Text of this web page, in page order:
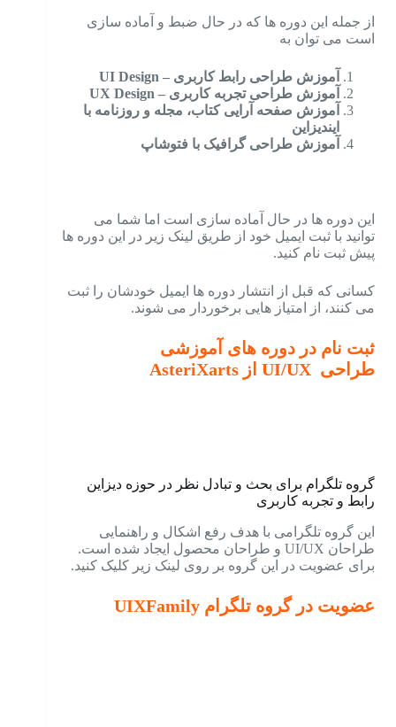
از جمله این دوره ها که در حال ضبط و آماده سازی
است می توان به
آموزش طراحی رابط کاربری – UI Design
آموزش طراحی تجربه کاربری – UX Design
آموزش صفحه آرایی کتاب، مجله و روزنامه با
ایندیزاین
آموزش طراحی گرافیک با فتوشاپ
این دوره ها در حال آماده سازی است اما شما می
توانید با ثبت ایمیل خود از طریق لینک زیر در این دوره ها
پیش ثبت نام کنید.
کسانی که قبل از انتشار دوره ها ایمیل خودشان را ثبت
می کنند، از امتیاز هایی برخوردار می شوند.
ثبت نام در دوره های آموزشی
طراحی UI/UX از AsteriXarts
گروه تلگرام برای بحث و تبادل نظر در حوزه دیزاین
رابط و تجربه کاربری
این گروه تلگرامی با هدف رفع اشکال و راهنمایی
طراحان UI/UX و طراحان محصول ایجاد شده است.
برای عضویت در این گروه بر روی لینک زیر کلیک کنید.
عضویت در گروه تلگرام UIXFamily